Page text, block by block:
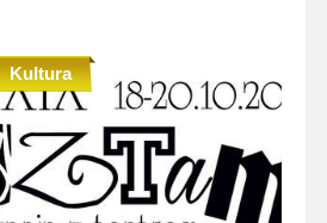
Kultura